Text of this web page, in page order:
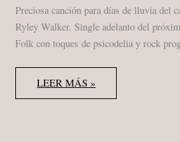
Preciosa canción para días de lluvia del
Ryley Walker. Single adelanto del
Folk con toques de psicodelia y rock
RYLEY
WALKER
“TELLURIDE
LEER MÁS »